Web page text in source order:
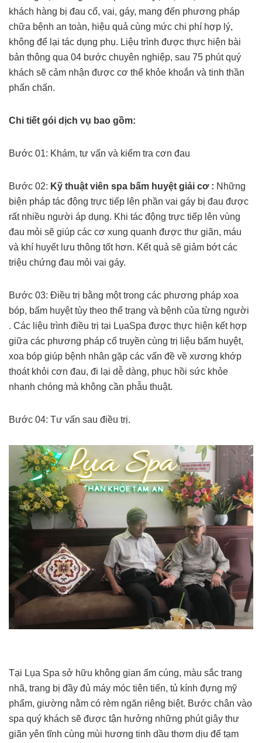
khách hàng bị đau cổ, vai, gáy, mang đến phương pháp
chữa bệnh an toàn, hiệu quả cùng mức chi phí hợp lý,
không để lại tác dụng phụ. Liệu trình được thực hiện bài
bản thông qua 04 bước chuyên nghiệp, sau 75 phút quý
khách sẽ cảm nhận được cơ thể khỏe khoắn và tinh thần
phấn chấn.
Chi tiết gói dịch vụ bao gồm:
Bước 01: Khám, tư vấn và kiểm tra cơn đau
Bước 02: Kỹ thuật viên spa bấm huyệt giải cơ : Những
biện pháp tác động trực tiếp lên phần vai gáy bị đau được
rất nhiều người áp dụng. Khi tác động trực tiếp lên vùng
đau mỏi sẽ giúp các cơ xung quanh được thư giãn, máu
và khí huyết lưu thông tốt hơn. Kết quả sẽ giảm bớt các
triệu chứng đau mỏi vai gáy.
Bước 03: Điều trị bằng một trong các phương pháp xoa
bóp, bấm huyệt tùy theo thể trạng và bệnh của từng người
. Các liệu trình điều trị tại LụaSpa được thực hiện kết hợp
giữa các phương pháp cổ truyền cùng trị liệu bấm huyệt,
xoa bóp giúp bệnh nhân gặp các vấn đề về xương khớp
thoát khỏi cơn đau, đi lại dễ dàng, phục hồi sức khỏe
nhanh chóng mà không cần phẫu thuật.
Bước 04: Tư vấn sau điều trị.
Tại Lụa Spa sở hữu không gian ấm cúng, màu sắc trang
nhã, trang bị đầy đủ máy móc tiên tiến, tủ kính đựng mỹ
phẩm, giường nằm có rèm ngăn riêng biệt. Bước chân vào
spa quý khách sẽ được tận hưởng những phút giây thư
giãn yên tĩnh cùng mùi hương tinh dầu thơm dịu để tạm